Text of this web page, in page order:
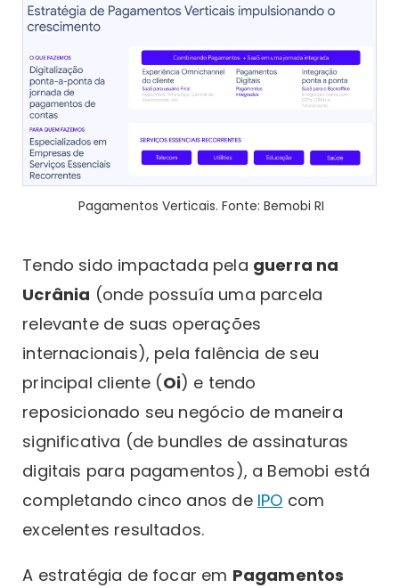
Pagamentos Verticais. Fonte: Bemobi RI
Tendo sido impactada pela guerra na
Ucrânia (onde possuía uma parcela
relevante de suas operações
internacionais), pela falência de seu
principal cliente (Oi) e tendo
reposicionado seu negócio de maneira
significativa (de bundles de assinaturas
digitais para pagamentos), a Bemobi está
completando cinco anos de IPO com
excelentes resultados.
A estratégia de focar em Pagamentos